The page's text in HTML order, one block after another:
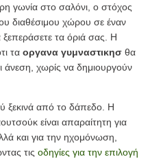
γωνία στο σαλόνι, ο στόχος
διαθέσιμου χώρου σε έναν
ξεπεράσετε τα όριά σας. Η
τα οργανα γυμναστικησθα
άνεση, χωρίς να δημιουργούν
ξεκινά από το δάπεδο. Η
είναι απαραίτητη για
και για την ηχομόνωση,
τις οδηγίες για την επιλογή